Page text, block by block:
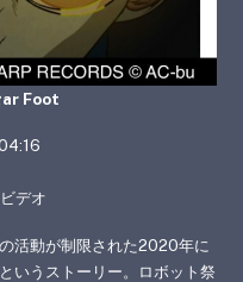
Foot
デオ
活動が制限された2020年に
いうストーリー。ロボット祭